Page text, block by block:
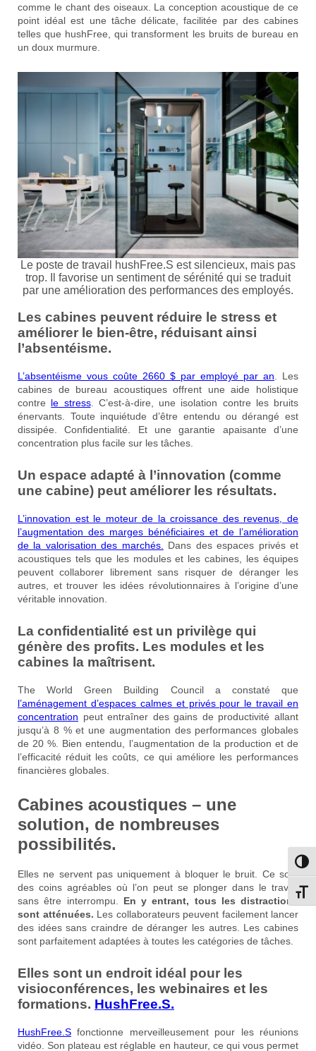
comme le chant des oiseaux. La conception acoustique de ce
point idéal est une tâche délicate, facilitée par des cabines
telles que hushFree, qui transforment les bruits de bureau en
un doux murmure.
Le poste de travail hushFree.S est silencieux, mais pas
trop. Il favorise un sentiment de sérénité qui se traduit
par une amélioration des performances des employés.
Les cabines peuvent réduire le stress et
améliorer le bien-être, réduisant ainsi
l’absentéisme.
L’absentéisme vous coûte 2660 $ par employé par an . Les
cabines de bureau acoustiques offrent une aide holistique
contre le stress. C’est-à-dire, une isolation contre les bruits
énervants. Toute inquiétude d’être entendu ou dérangé est
dissipée. Confidentialité. Et une garantie apaisante d’une
concentration plus facile sur les tâches.
Un espace adapté à l’innovation (comme
une cabine) peut améliorer les résultats.
L’innovation est le moteur de la croissance des revenus, de
l’augmentation des marges bénéficiaires et de l’amélioration
de la valorisation des marchés.
Dans des espaces privés et
acoustiques tels que les modules et les cabines, les équipes
peuvent collaborer librement sans risquer de déranger les
autres, et trouver les idées révolutionnaires à l’origine d’une
véritable innovation.
La confidentialité est un privilège qui
génère des profits. Les modules et les
cabines la maîtrisent.
The World Green Building Council a constaté que
l’aménagement d’espaces calmes et privés pour le travail en
concentration peut entraîner des gains de productivité allant
jusqu’à 8 % et une augmentation des performances globales
de 20 %. Bien entendu, l’augmentation de la production et de
l’efficacité réduit les coûts, ce qui améliore les performances
financières globales.
Cabines acoustiques – une
solution, de nombreuses
possibilités.
Elles ne servent pas uniquement à bloquer le bruit. Ce sont
des coins agréables où l’on peut se plonger dans le travail
sans être interrompu. En y entrant, tous les distractions
sont atténuées. Les collaborateurs peuvent facilement lancer
des idées sans craindre de déranger les autres. Les cabines
sont parfaitement adaptées à toutes les catégories de tâches.
Elles sont un endroit idéal pour les
visioconférences, les webinaires et les
formations. HushFree.S.
HushFree.S fonctionne merveilleusement pour les réunions
vidéo. Son plateau est réglable en hauteur, ce qui vous permet